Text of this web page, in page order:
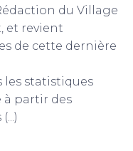
du Village
et revient
de cette dernière
les statistiques
à partir des